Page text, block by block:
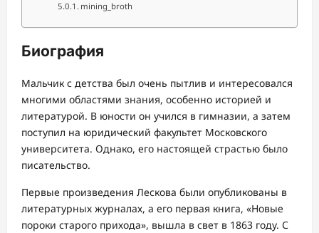
mining_broth
Биография
Мальчик с детства был очень пытлив и интересовался
многими областями знания, особенно историей и
литературой. В юности он учился в гимназии, а затем
поступил на юридический факультет Московского
университета. Однако, его настоящей страстью было
писательство.
Первые произведения Лескова были опубликованы в
литературных журналах, а его первая книга, «Новые
пороки старого прихода», вышла в свет в 1863 году. С